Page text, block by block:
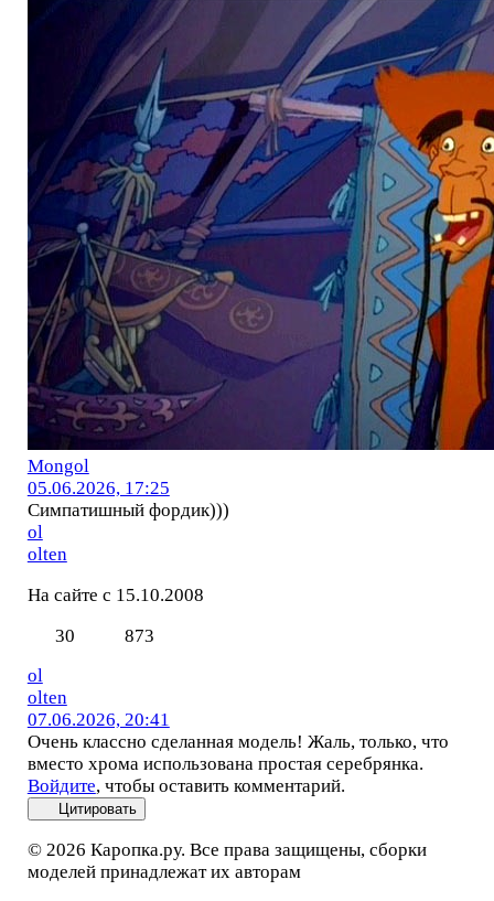
Mоngol
05.06.2026, 17:25
Симпатишный фордик)))
ol
olten
На сайте с 15.10.2008
30
873
ol
olten
07.06.2026, 20:41
Очень классно сделанная модель! Жаль, только, что
вместо хрома использована простая серебрянка.
Войдите, чтобы оставить комментарий.
Цитировать
© 2026 Каропка.ру. Все права защищены, сборки
моделей принадлежат их авторам